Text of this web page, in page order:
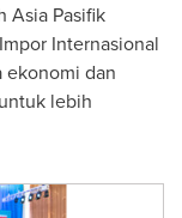
Asia Pasifik
Internasional
ekonomi dan
lebih